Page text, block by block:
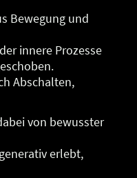
Bewegung und
innere Prozesse
Abschalten,
von bewusster
erlebt,